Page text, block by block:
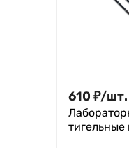
610 ₽/шт.